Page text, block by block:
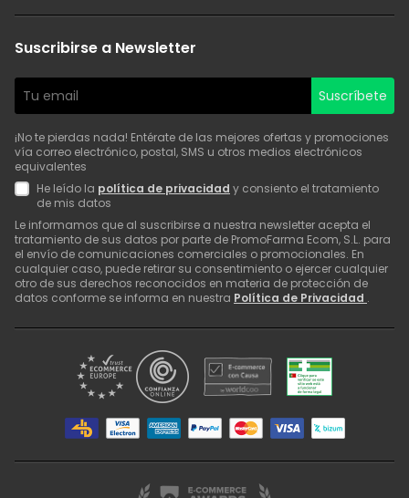
Suscribirse a Newsletter
Suscríbete
¡No te pierdas nada! Entérate de las mejores ofertas y promociones
vía correo electrónico, postal, SMS u otros medios electrónicos
equivalentes
He leído la política de privacidad y consiento el tratamiento
de mis datos
Le informamos que al suscribirse a nuestra newsletter acepta el
tratamiento de sus datos por parte de PromoFarma Ecom, S.L. para
el envío de comunicaciones comerciales o promocionales. En
cualquier caso, puede retirar su consentimiento o ejercer cualquier
otro de sus derechos reconocidos en materia de protección de
datos conforme se informa en nuestra Política de Privacidad .